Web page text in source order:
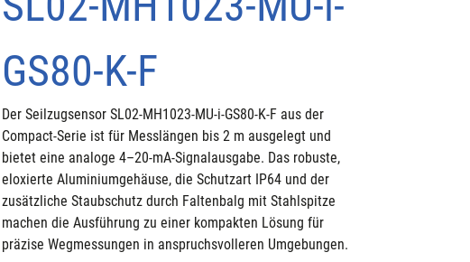
GS80-K-F
Der Seilzugsensor SL02-MH1023-MU-i-GS80-K-F aus der
Compact-Serie ist für Messlängen bis 2 m ausgelegt und
bietet eine analoge 4–20-mA-Signalausgabe. Das robuste,
eloxierte Aluminiumgehäuse, die Schutzart IP64 und der
zusätzliche Staubschutz durch Faltenbalg mit Stahlspitze
machen die Ausführung zu einer kompakten Lösung für
präzise Wegmessungen in anspruchsvolleren Umgebungen.